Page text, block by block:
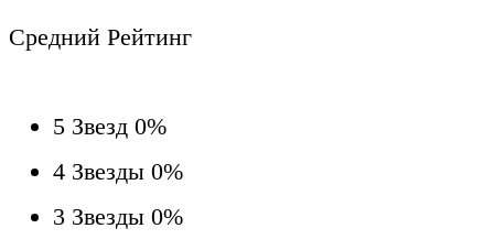
Средний Рейтинг
5 Звезд 0%
4 Звезды 0%
3 Звезды 0%